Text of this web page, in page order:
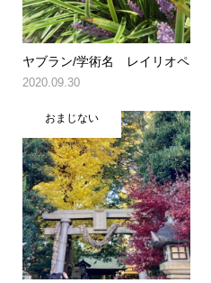
ヤブラン/学術名 レイリオペ
2020.09.30
おまじない